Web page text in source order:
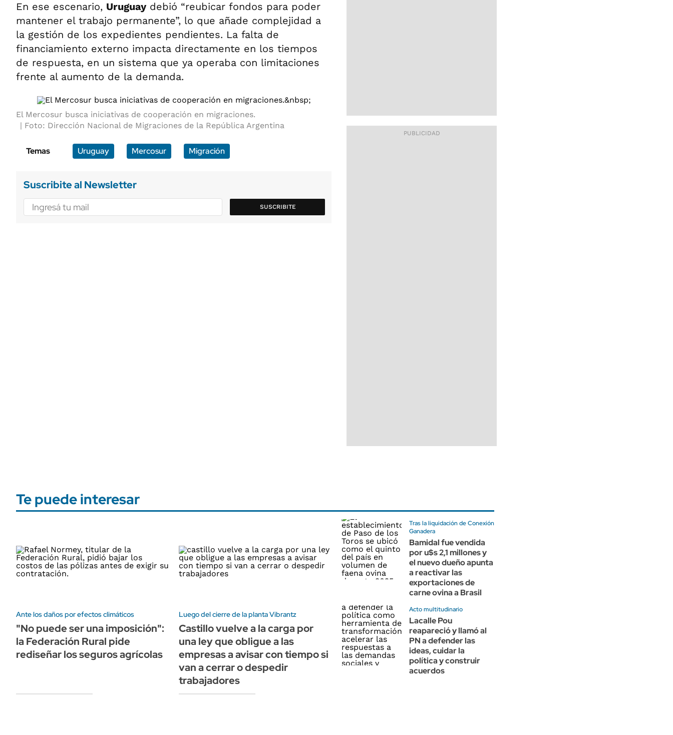
En ese escenario, Uruguaydebió “reubicar fondos para poder
mantener el trabajo permanente”, lo que añade complejidad a
la gestión de los expedientes pendientes. La falta de
financiamiento externo impacta directamente en los tiempos
de respuesta, en un sistema que ya operaba con limitaciones
frente al aumento de la demanda.
El Mercosur busca iniciativas de cooperación en migraciones.
Foto: Dirección Nacional de Migraciones de la República Argentina
Temas Uruguay Mercosur Migración
Suscribite al Newsletter
SUSCRIBITE
Te puede interesar
Ante los daños por efectos climáticos
"No puede ser una imposición":
la Federación Rural pide
rediseñar los seguros agrícolas
Luego del cierre de la planta Vibrantz
Castillo vuelve a la carga por
una ley que obligue a las
empresas a avisar con tiempo si
van a cerrar o despedir
trabajadores
Tras la liquidación de Conexión
Ganadera
Bamidal fue vendida
por u$s 2,1 millones y
el nuevo dueño apunta
a reactivar las
exportaciones de
carne ovina a Brasil
Acto multitudinario
Lacalle Pou
reapareció y llamó al
PN a defender las
ideas, cuidar la
política y construir
acuerdos